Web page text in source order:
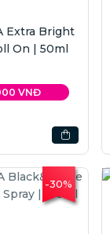
Extra Bright
On | 50ml
VNĐ
-30%